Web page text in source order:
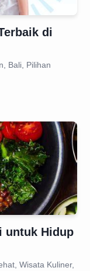
di
Bali, Pilihan
untuk Hidup
Wisata Kuliner,